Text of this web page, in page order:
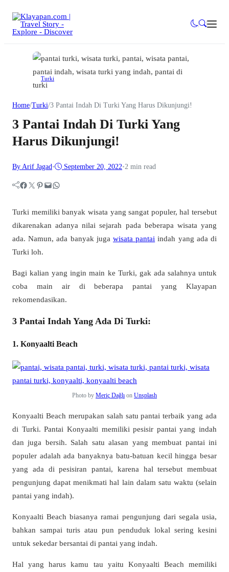
Turki
Home/Turki/3 Pantai Indah Di Turki Yang Harus Dikunjungi!
3 Pantai Indah Di Turki Yang
Harus Dikunjungi!
By Arif Jagad • September 20, 2022•2 min read
Facebook Twitter Pinterest Mail WhatsApp
Turki memiliki banyak wisata yang sangat populer, hal tersebut
dikarenakan adanya nilai sejarah pada beberapa wisata yang
ada. Namun, ada banyak juga wisata pantai indah yang ada di
Turki loh.
Bagi kalian yang ingin main ke Turki, gak ada salahnya untuk
coba main air di beberapa pantai yang Klayapan
rekomendasikan.
3 Pantai Indah Yang Ada Di Turki:
1. Konyaalti Beach
Photo by Meriç Dağlı on Unsplash
Konyaalti Beach merupakan salah satu pantai terbaik yang ada
di Turki. Pantai Konyaalti memiliki pesisir pantai yang indah
dan juga bersih. Salah satu alasan yang membuat pantai ini
populer adalah ada banyaknya batu-batuan kecil hingga besar
yang ada di pesisiran pantai, karena hal tersebut membuat
pengunjung dapat menikmati hal lain dalam satu waktu (selain
pantai yang indah).
Konyaalti Beach biasanya ramai pengunjung dari segala usia,
bahkan sampai turis atau pun penduduk lokal sering kesini
untuk sekedar bersantai di pantai yang indah.
Hal yang harus kamu tau yaitu Konyaalti Beach memiliki